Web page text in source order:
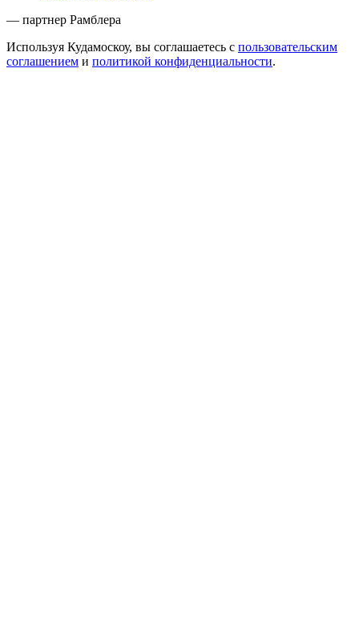
— партнер Рамблера
Используя Кудамоскоу, вы соглашаетесь с пользовательским
соглашением и политикой конфиденциальности.